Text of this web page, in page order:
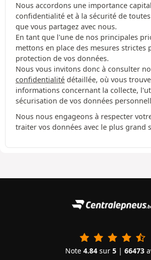
Nous accordons une importance
confidentialité et à la sécurité de
que vous partagez avec nous.
En tant que l'une de nos principales
mettons en place des mesures strictes
protection de vos données.
Nous vous invitons donc à consulter
confidentialité détaillée, où vous
informations concernant la collecte,
sécurisation de vos données
Nous nous engageons à respecter
traiter vos données avec le plus grand
Note 4.84 sur 5 | 66473